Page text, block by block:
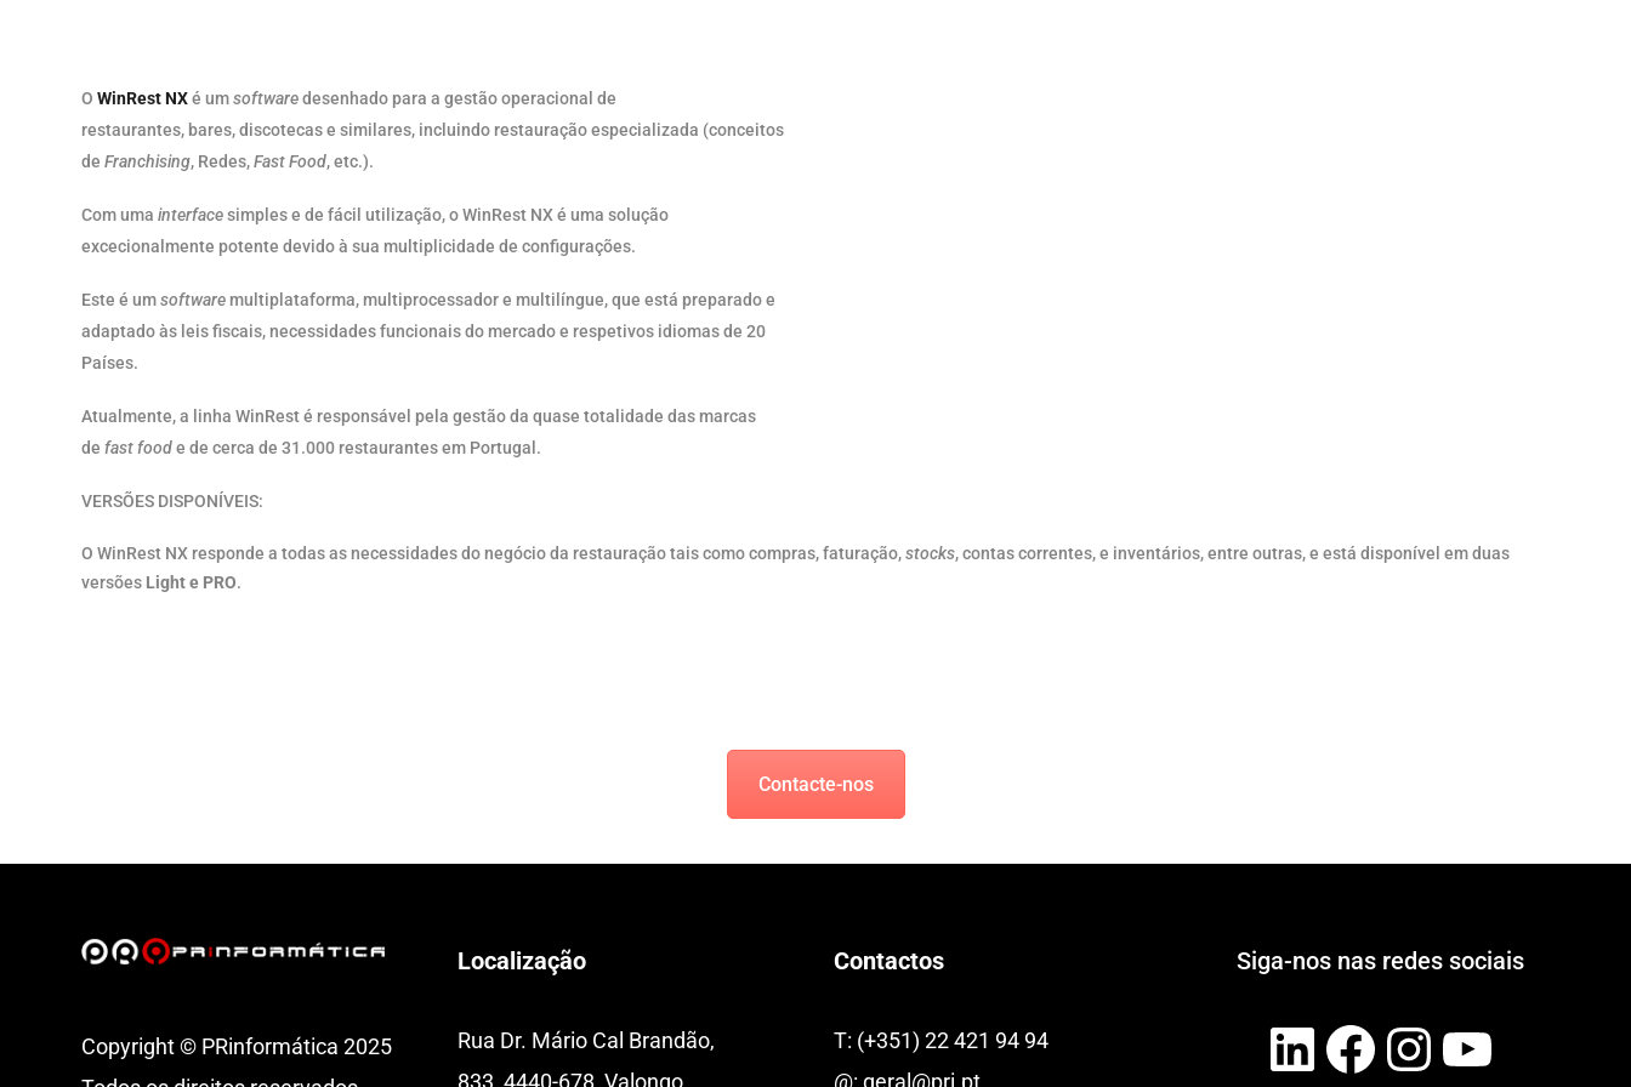
O WinRest NXé umsoftwaredesenhado para a gestão operacional de
restaurantes, bares, discotecas e similares, incluindo restauração especializada (conceitos
de Franchising, Redes,Fast Food, etc.).
Com uma interfacesimples e de fácil utilização, o WinRest NX é uma solução
excecionalmente potente devido à sua multiplicidade de configurações.
Este é umsoftware multiplataforma, multiprocessador e multilíngue, que está preparado e
adaptado às leis fiscais, necessidades funcionais do mercado e respetivos idiomas de 20
Países.
Atualmente, a linha WinRest é responsável pela gestão da quase totalidade das marcas
de fast foode de cerca de 31.000 restaurantes em Portugal.
VERSÕES DISPONÍVEIS:
O WinRest NX responde a todas as necessidades do negócio da restauração tais como compras, faturação,stocks, contas correntes, e inventários, entre outras, e está disponível em duas
versões Light e PRO.
Contacte-nos
Copyright © PRinformática 2025
Localização
Rua Dr. Mário Cal Brandão,
833, 4440-678, Valongo
Contactos
T: (+351) 22 421 94 94
@: geral@pri.pt
Siga-nos nas redes sociais
LinkedIn FacebookInstagramYouTube